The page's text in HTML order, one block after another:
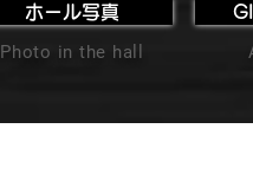
ホール写真
Photo in the hall